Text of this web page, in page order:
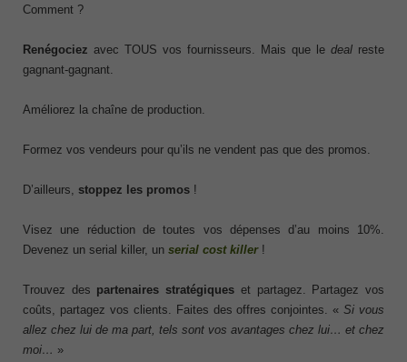
Comment ?
Renégociez avec TOUS vos fournisseurs. Mais que le deal reste
gagnant-gagnant.
Améliorez la chaîne de production.
Formez vos vendeurs pour qu’ils ne vendent pas que des promos.
D’ailleurs, stoppez les promos !
Visez une réduction de toutes vos dépenses d’au moins 10%.
Devenez un serial killer, un serial cost killer!
Trouvez des partenaires stratégiques et partagez. Partagez vos
coûts, partagez vos clients. Faites des offres conjointes. «Si vous
allez chez lui de ma part, tels sont vos avantages chez lui… et chez
moi… »